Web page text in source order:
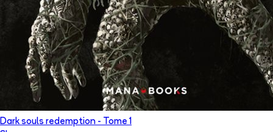
Dark souls redemption - Tome 1